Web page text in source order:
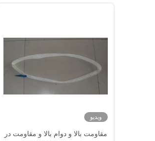
ویدیو
مقاومت بالا و دوام بالا و مقاومت در